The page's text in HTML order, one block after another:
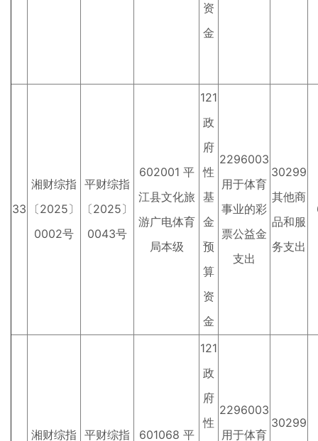
资
金
33
湘财综指
〔2025〕
0002号
平财综指
〔2025〕
0043号
602001 平
江县文化旅
游广电体育
局本级
121
政
府
性
基
金
预
算
资
金
2296003
用于体育
事业的彩
票公益金
支出
30299
其他商
品和服
务支出
湘财综指 平财综指 601068 平
121
政
府
性
2296003
用于体育
30299